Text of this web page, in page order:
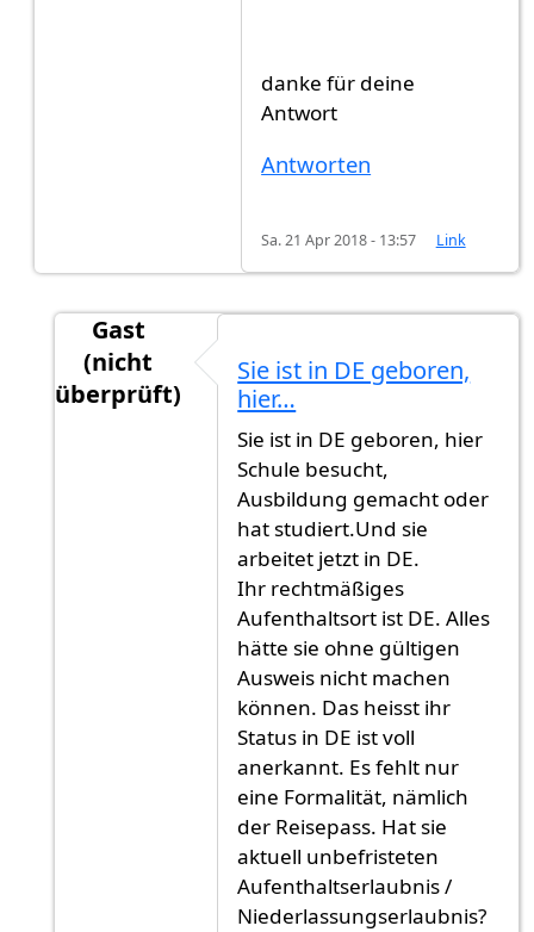
danke für deine
Antwort
Antworten
Sa. 21 Apr 2018 - 13:57 Link
Gast
(nicht
überprüft)
Welchen Status hatte sie… von
Sie ist in DE geboren,
hier…
Sie ist in DE geboren, hier
Schule besucht,
Ausbildung gemacht oder
hat studiert.Und sie
arbeitet jetzt in DE.
Ihr rechtmäßiges
Aufenthaltsort ist DE. Alles
hätte sie ohne gültigen
Ausweis nicht machen
können. Das heisst ihr
Status in DE ist voll
anerkannt. Es fehlt nur
eine Formalität, nämlich
der Reisepass. Hat sie
aktuell unbefristeten
Aufenthaltserlaubnis /
Niederlassungserlaubnis?